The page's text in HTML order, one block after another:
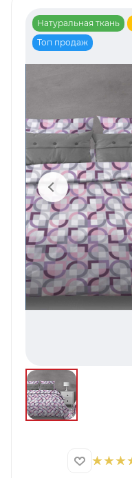
Натуральная ткань
Топ продаж